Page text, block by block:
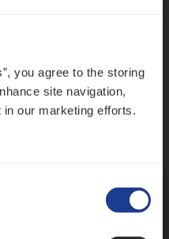
you agree to the storing
site navigation,
our marketing efforts.